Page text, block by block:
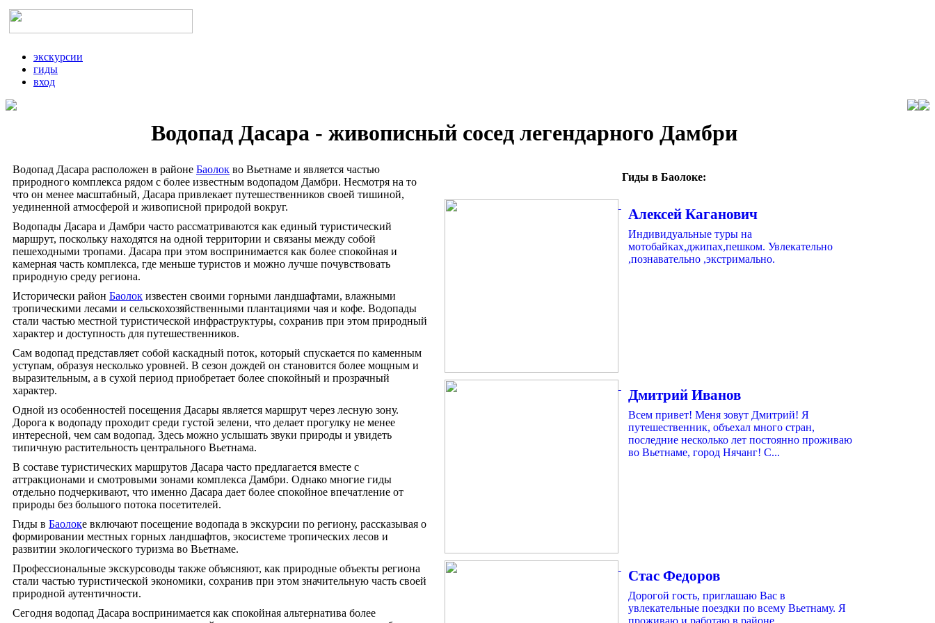
экскурсии
гиды
вход
Водопад Дасара - живописный сосед легендарного Дамбри
Водопад Дасара расположен в районе Баолок во Вьетнаме и является частью
природного комплекса рядом с более известным водопадом Дамбри. Несмотря на то
что он менее масштабный, Дасара привлекает путешественников своей тишиной,
уединенной атмосферой и живописной природой вокруг.
Водопады Дасара и Дамбри часто рассматриваются как единый туристический
маршрут, поскольку находятся на одной территории и связаны между собой
пешеходными тропами. Дасара при этом воспринимается как более спокойная и
камерная часть комплекса, где меньше туристов и можно лучше почувствовать
природную среду региона.
Исторически район Баолок известен своими горными ландшафтами, влажными
тропическими лесами и сельскохозяйственными плантациями чая и кофе. Водопады
стали частью местной туристической инфраструктуры, сохранив при этом природный
характер и доступность для путешественников.
Сам водопад представляет собой каскадный поток, который спускается по каменным
уступам, образуя несколько уровней. В сезон дождей он становится более мощным и
выразительным, а в сухой период приобретает более спокойный и прозрачный
характер.
Одной из особенностей посещения Дасары является маршрут через лесную зону.
Дорога к водопаду проходит среди густой зелени, что делает прогулку не менее
интересной, чем сам водопад. Здесь можно услышать звуки природы и увидеть
типичную растительность центрального Вьетнама.
В составе туристических маршрутов Дасара часто предлагается вместе с
аттракционами и смотровыми зонами комплекса Дамбри. Однако многие гиды
отдельно подчеркивают, что именно Дасара дает более спокойное впечатление от
природы без большого потока посетителей.
Гиды в Баолоке включают посещение водопада в экскурсии по региону, рассказывая о
формировании местных горных ландшафтов, экосистеме тропических лесов и
развитии экологического туризма во Вьетнаме.
Профессиональные экскурсоводы также объясняют, как природные объекты региона
стали частью туристической экономики, сохранив при этом значительную часть своей
природной аутентичности.
Сегодня водопад Дасара воспринимается как спокойная альтернатива более
Гиды в Баолоке:
Алексей Каганович
Индивидуальные туры на
мотобайках,джипах,пешком. Увлекательно
,познавательно ,экстримально.
Дмитрий Иванов
Всем привет! Меня зовут Дмитрий! Я
путешественник, объехал много стран,
последние несколько лет постоянно проживаю
во Вьетнаме, город Нячанг! С...
Стас Федоров
Дорогой гость, приглашаю Вас в
увлекательные поездки по всему Вьетнаму. Я
проживаю и работаю в районе